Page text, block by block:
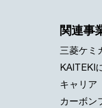
関連事
三菱ケミ
KAITEKI
キャリア
カーボン